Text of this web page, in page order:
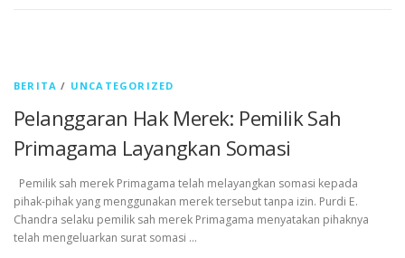
BERITA / UNCATEGORIZED
Pelanggaran Hak Merek: Pemilik Sah
Primagama Layangkan Somasi
Pemilik sah merek Primagama telah melayangkan somasi kepada
pihak-pihak yang menggunakan merek tersebut tanpa izin. Purdi E.
Chandra selaku pemilik sah merek Primagama menyatakan pihaknya
telah mengeluarkan surat somasi …